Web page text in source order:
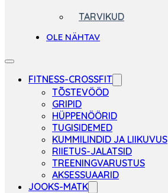
TARVIKUD
OLE NÄHTAV
FITNESS-CROSSFIT
TÕSTEVÖÖD
GRIPID
HÜPPENÖÖRID
TUGISIDEMED
KUMMILINDID JA LIIKUVUS
RIIETUS-JALATSID
TREENINGVARUSTUS
AKSESSUAARID
JOOKS-MATK